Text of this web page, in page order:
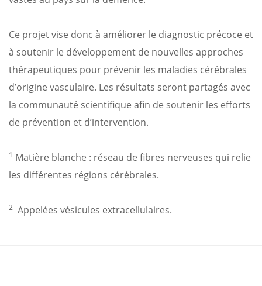
Ce projet vise donc à améliorer le diagnostic précoce et
à soutenir le développement de nouvelles approches
thérapeutiques pour prévenir les maladies cérébrales
d’origine vasculaire. Les résultats seront partagés avec
la communauté scientifique afin de soutenir les efforts
de prévention et d’intervention.
1 Matière blanche : réseau de fibres nerveuses qui relie
les différentes régions cérébrales.
2 Appelées vésicules extracellulaires.